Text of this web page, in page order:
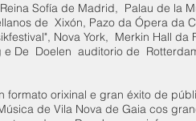
Sofía de Madrid, Palau de la
de Xixón, Pazo da Ópera da
Nova York, Merkin Hall da
De Doelen auditorio de
orixinal e gran éxito de
de Vila Nova de Gaia cos